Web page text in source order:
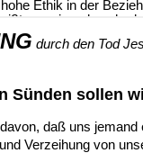
durch den Tod
Sünden sollen
daß uns
und Verzeihung von